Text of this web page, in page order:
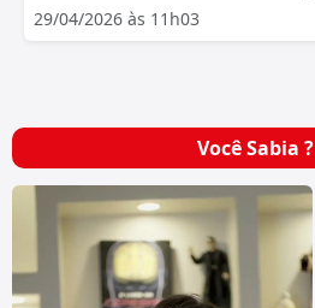
29/04/2026 às 11h03
Você Sabia ?